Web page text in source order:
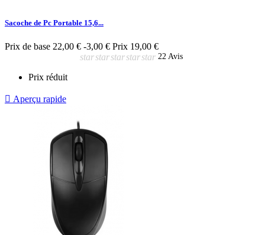
Sacoche de Pc Portable 15,6...
Prix de base 22,00 € -3,00 € Prix 19,00 €
starstarstarstarstar 22 Avis
Prix réduit
 Aperçu rapide